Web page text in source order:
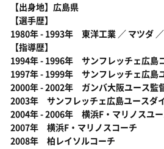
【出身地】広島県
【選手歴】
1980年 - 1993年 東洋工業 ／ マツダ
【指導歴】
1994年 - 1996年 サンフレッチェ広島
1997年 - 1999年 サンフレッチェ広島
2000年 - 2002年 ガンバ大阪ユース監
2003年 サンフレッチェ広島ユースダ
2004年 - 2006年 横浜F・マリノスユ
2007年 横浜F・マリノスコーチ
2008年 柏レイソルコーチ